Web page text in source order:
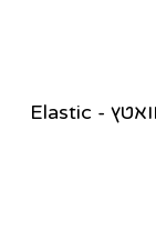
רצועה אלסטית אופנתית לשעון אפל וואטץ - Elastic